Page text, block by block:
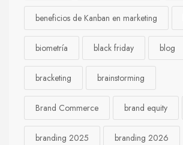
beneficios de Kanban en marketing
biometría black friday blog
bracketing brainstorming
Brand Commerce brand equity
branding 2025 branding 2026